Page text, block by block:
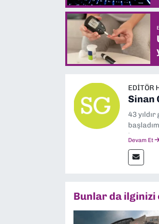
EDITÖR
Sinan
43
boyunca
anda
Devam Et
Bunlar da